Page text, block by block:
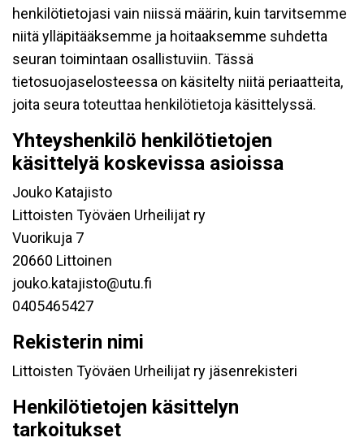
henkilötietojasi vain niissä määrin, kuin tarvitsemme
niitä ylläpitääksemme ja hoitaaksemme suhdetta
seuran toimintaan osallistuviin. Tässä
tietosuojaselosteessa on käsitelty niitä periaatteita,
joita seura toteuttaa henkilötietoja käsittelyssä.
Yhteyshenkilö henkilötietojen
käsittelyä koskevissa asioissa
Jouko Katajisto
Littoisten Työväen Urheilijat ry
Vuorikuja 7
20660 Littoinen
jouko.katajisto@utu.fi
0405465427
Rekisterin nimi
Littoisten Työväen Urheilijat ry jäsenrekisteri
Henkilötietojen käsittelyn
tarkoitukset